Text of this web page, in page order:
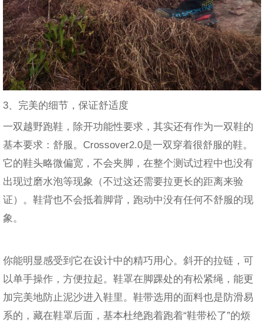
3、完美的细节，保证舒适度
一双越野跑鞋，除开功能性要求，其实还有作为一双鞋的
基本要求：舒服。Crossover2.0是一双穿着很舒服的鞋。
它的鞋头略微偏宽，不会夹脚，在整个测试过程中也没有
出现过磨水泡等现象（不过这还需要拉更长的距离来验
证）。鞋背也不会抵着脚背，跑动中没有任何不舒服的现
象。
你能明显感受到它在设计中的精巧用心。斜开的拉链，可
以单手操作，方便拉起。鞋罩在脚踝处的有松紧绳，能更
加完美地防止泥沙进入鞋里。鞋带选用的面料也是防滑易
系的，藏在鞋罩后面，基本杜绝跑着跑着“鞋带松了”的烦